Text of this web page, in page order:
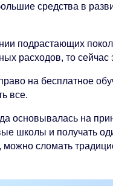
средства в
подрастающих
расходов, то
на бесплатное
все.
основывалась на
школы и получать
сломать